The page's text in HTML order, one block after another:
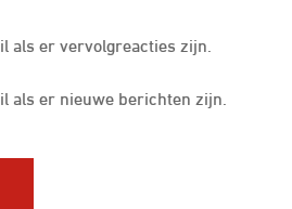
als er vervolgreacties zijn.
als er nieuwe berichten zijn.